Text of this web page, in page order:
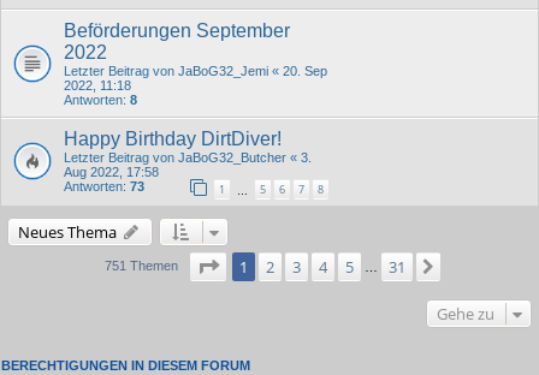
Beförderungen September
2022
Letzter Beitrag von JaBoG32_Jemi « 20. Sep
2022, 11:18
Antworten: 8
Happy Birthday DirtDiver!
Letzter Beitrag von JaBoG32_Butcher « 3.
Aug 2022, 17:58
Antworten: 73 1 5 6 7 8
Neues Thema
751 Themen Seite von
1 2 3 4 5 31
Gehe zu
BERECHTIGUNGEN IN DIESEM FORUM